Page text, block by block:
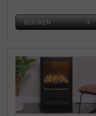
BEKIJKEN